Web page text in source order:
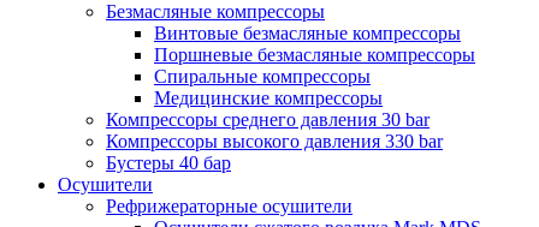
Безмасляные компрессоры
Винтовые безмасляные компрессоры
Поршневые безмасляные компрессоры
Спиральные компрессоры
Медицинские компрессоры
Компрессоры среднего давления 30 bar
Компрессоры высокого давления 330 bar
Бустеры 40 бар
Осушители
Рефрижераторные осушители